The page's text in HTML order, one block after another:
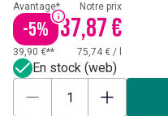
Avantage*
-5%
Notre prix
37,87 €
39,90 €** 75,74 € /
En stock (web)